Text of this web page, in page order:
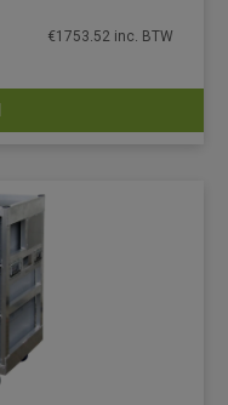
DETAILS
€1753.52 inc. BTW